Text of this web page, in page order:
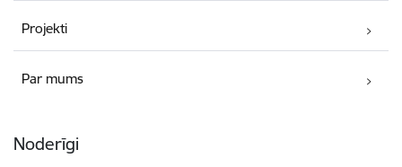
Projekti
Par mums
Noderīgi